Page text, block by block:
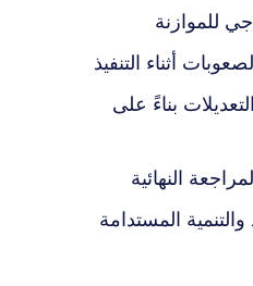
للموازنة
أثناء التنفيذ
بناءً على
النهائية
والتنمية المستدامة